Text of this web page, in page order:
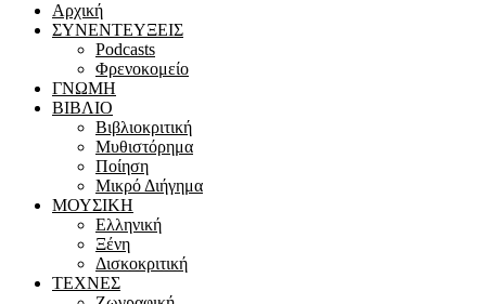
Αρχική
ΣΥΝΕΝΤΕΥΞΕΙΣ
Podcasts
Φρενοκομείο
ΓΝΩΜΗ
ΒΙΒΛΙΟ
Βιβλιοκριτική
Μυθιστόρημα
Ποίηση
Μικρό Διήγημα
ΜΟΥΣΙΚΗ
Ελληνική
Ξένη
Δισκοκριτική
ΤΕΧΝΕΣ